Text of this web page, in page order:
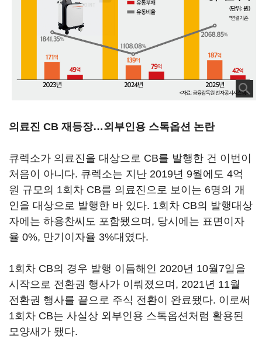
의료진 CB 재등장…외부인용 스톡옵션 논란
큐렉소가 의료진을 대상으로 CB를 발행한 건 이번이
처음이 아니다. 큐렉소는 지난 2019년 9월에도 4억
원 규모의 1회차 CB를 의료진으로 보이는 6명의 개
인을 대상으로 발행한 바 있다. 1회차 CB의 발행대상
자에는 하용찬씨도 포함됐으며, 당시에는 표면이자
율 0%, 만기이자율 3%대였다.
1회차 CB의 경우 발행 이듬해인 2020년 10월7일을
시작으로 전환권 행사가 이뤄졌으며, 2021년 11월
전환권 행사를 끝으로 주식 전환이 완료됐다. 이로써
1회차 CB는 사실상 외부인용 스톡옵션처럼 활용된
모양새가 됐다.